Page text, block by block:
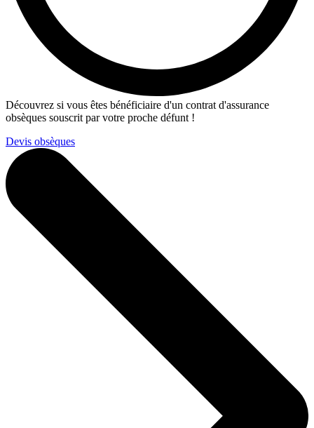
Découvrez si vous êtes bénéficiaire d'un contrat d'assurance
obsèques souscrit par votre proche défunt !
Devis obsèques